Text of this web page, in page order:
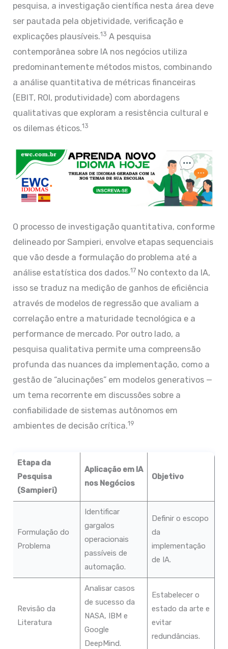
pesquisa, a investigação científica nesta área deve
ser pautada pela objetividade, verificação e
explicações plausíveis.13 A pesquisa
contemporânea sobre IA nos negócios utiliza
predominantemente métodos mistos, combinando
a análise quantitativa de métricas financeiras
(EBIT, ROI, produtividade) com abordagens
qualitativas que exploram a resistência cultural e
os dilemas éticos.13
O processo de investigação quantitativa, conforme
delineado por Sampieri, envolve etapas sequenciais
que vão desde a formulação do problema até a
análise estatística dos dados.17 No contexto da IA,
isso se traduz na medição de ganhos de eficiência
através de modelos de regressão que avaliam a
correlação entre a maturidade tecnológica e a
performance de mercado. Por outro lado, a
pesquisa qualitativa permite uma compreensão
profunda das nuances da implementação, como a
gestão de “alucinações” em modelos generativos —
um tema recorrente em discussões sobre a
confiabilidade de sistemas autônomos em
ambientes de decisão crítica.19
Etapa da
Pesquisa
(Sampieri)
Aplicação em IA
nos Negócios
Objetivo
Formulação do
Problema
Identificar
gargalos
operacionais
passíveis de
automação.
Definir o escopo
da
implementação
de IA.
Revisão da
Literatura
Analisar casos
de sucesso da
NASA, IBM e
Google
DeepMind.
Estabelecer o
estado da arte e
evitar
redundâncias.